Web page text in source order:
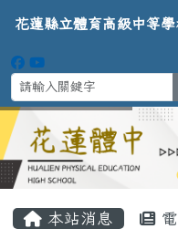
花蓮縣立體育
導覽列
花蓮縣立體育高級中等
本站消息